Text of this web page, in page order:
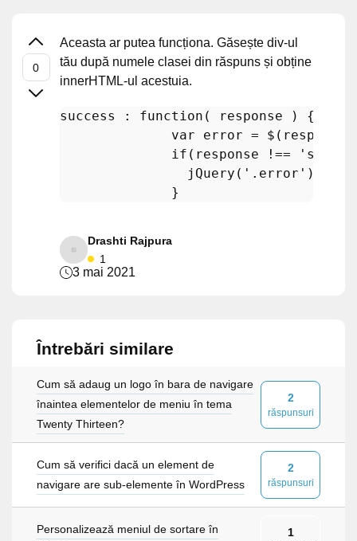
Aceasta ar putea funcționa. Găsește div-ul
tău după numele clasei din răspuns și obține
innerHTML-ul acestuia.
success : function ( response
) {
var error =
if (response !==
jQuery ( '.error' ).
Drashti Rajpura
1
3 mai 2021
Întrebări similare
Cum să adaug un logo în bara de navigare
înaintea elementelor de meniu în tema
Twenty Thirteen?
2
răspunsuri
Cum să verifici dacă un element de
navigare are sub-elemente în WordPress
2
răspunsuri
Personalizează meniul de sortare în
1